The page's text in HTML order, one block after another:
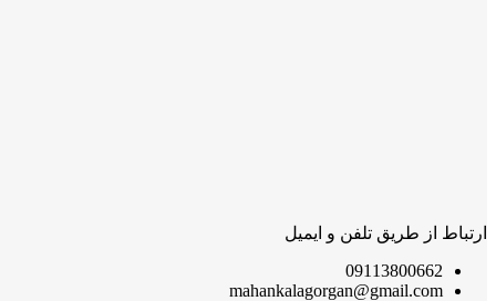
ارتباط از طریق تلفن و ایمیل
09113800662
mahankalagorgan@gmail.com